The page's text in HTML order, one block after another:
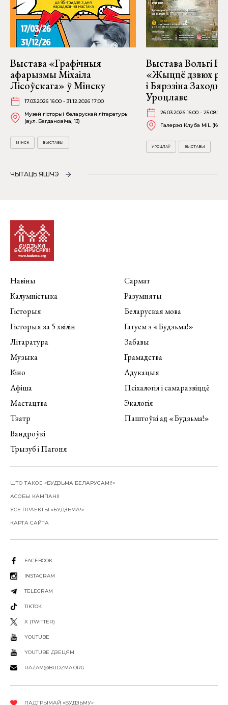
Выстава «Графічныя
афарызмы Міхаіла
Лісоўскага» ў Мінску
17.03.2026 16:00 - 31.12.2026 17:00
Музей гісторыі беларускай літаратуры
(вул. Багдановіча, 13)
МІНСК ВЫСТАВЫ
Выстава Вольгі
«Жыццё дзвюх
і Бярэзіна
Уроцлаве
26.03.2026 16:00 -
Галерэя Клуба MiL
УРОЦЛАЎ ВЫСТАВЫ
ЧЫТАЦЬ ЯШЧЭ
Навіны
Калумністыка
Гісторыя
Гісторыя за 5 хвілін
Літаратура
Музыка
Кіно
Афіша
Мастацтва
Тэатр
Вандроўкі
Трызуб і Пагоня
Сармат
Разумняты
Беларуская мова
Гатуем з «Будзьма!»
Забавы
Грамадства
Адукацыя
Псіхалогія і самаразвіццё
Экалогія
Паштоўкі ад «Будзьма!»
ШТО ТАКОЕ «БУДЗЬМА БЕЛАРУСАМІ!»
АСОБЫ КАМПАНІІ
УСЕ ПРАЕКТЫ «БУДЗЬМА!»
КАРТА САЙТА
FACEBOOK
INSTAGRAM
TELEGRAM
TIKTOK
X (TWITTER)
YOUTUBE
YOUTUBE ДЗЕЦЯМ
RAZAM@BUDZMA.ORG
ПАДТРЫМАЙ «БУДЗЬМУ»